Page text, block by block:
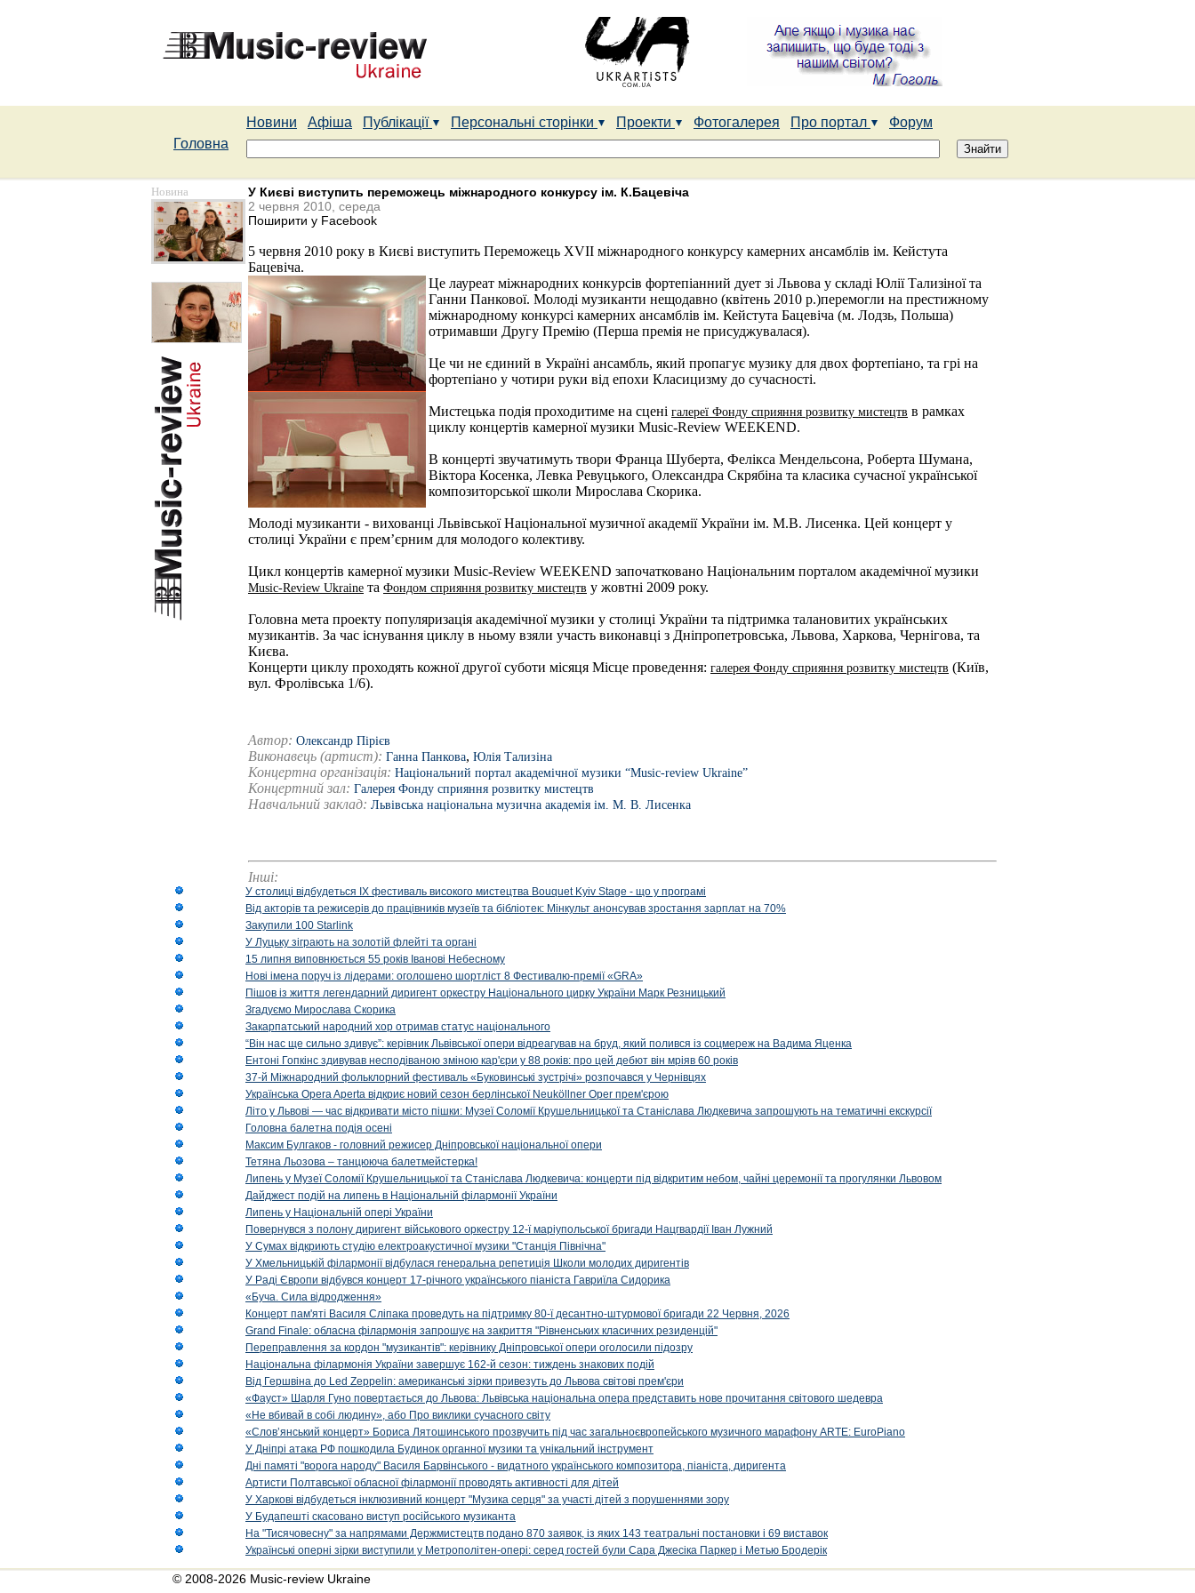
Новини Афіша Публікації Персональні сторінки Проекти Фотогалерея Про портал
Форум
Головна
Новина
У Києві виступить переможець міжнародного конкурсу ім. К.Бацевіча
2 червня 2010, середа
Поширити у Facebook
5 червня 2010 року в Києві виступить Переможець ХVIІ міжнародного конкурсу камерних ансамблів ім. Кейстута
Бацевіча.
Це лауреат міжнародних конкурсів фортепіанний дует зі Львова у складі Юлії Тализіної та
Ганни Панкової. Молоді музиканти нещодавно (квітень 2010 р.)перемогли на престижному
міжнародному конкурсі камерних ансамблів ім. Кейстута Бацевіча (м. Лодзь, Польша)
отримавши Другу Премію (Перша премія не присуджувалася).
Це чи не єдиний в Україні ансамбль, який пропагує музику для двох фортепіано, та грі на
фортепіано у чотири руки від епохи Класицизму до сучасності.
Мистецька подія проходитиме на сцені галереї Фонду сприяння розвитку мистецтв в рамках
циклу концертів камерної музики Music-Review WEEKEND.
В концерті звучатимуть твори Франца Шуберта, Фелікса Мендельсона, Роберта Шумана,
Віктора Косенка, Левка Ревуцького, Олександра Скрябіна та класика сучасної української
композиторської школи Мирослава Скорика.
Молоді музиканти - вихованці Львівської Національної музичної академії України ім. М.В. Лисенка. Цей концерт у
столиці України є прем’єрним для молодого колективу.
Цикл концертів камерної музики Music-Review WEEKEND започатковано Національним порталом академічної музики
Music-Review Ukraine та Фондом сприяння розвитку мистецтв у жовтні 2009 року.
Головна мета проекту популяризація академічної музики у столиці України та підтримка талановитих українських
музикантів. За час існування циклу в ньому взяли участь виконавці з Дніпропетровська, Львова, Харкова, Чернігова, та
Києва.
Концерти циклу проходять кожної другої суботи місяця Місце проведення: галерея Фонду сприяння розвитку мистецтв (Київ,
вул. Фролівська 1/6).
Автор: Олександр Пірієв
Виконавець (артист): Ганна Панкова, Юлія Тализіна
Концертна організація: Національний портал академічної музики “Music-review Ukraine”
Концертний зал: Галерея Фонду сприяння розвитку мистецтв
Навчальний заклад: Львівська національна музична академія ім. М. В. Лисенка
Інші:
У столиці відбудеться IX фестиваль високого мистецтва Bouquet Kyiv Stage - що у програмі
Від акторів та режисерів до працівників музеїв та бібліотек: Мінкульт анонсував зростання зарплат на 70%
Закупили 100 Starlink
У Луцьку зіграють на золотій флейті та органі
15 липня виповнюється 55 років Іванові Небесному
Нові імена поруч із лідерами: оголошено шортліст 8 Фестивалю-премії «GRA»
Пішов із життя легендарний диригент оркестру Національного цирку України Марк Резницький
Згадуємо Мирослава Скорика
Закарпатський народний хор отримав статус національного
“Він нас ще сильно здивує”: керівник Львівської опери відреагував на бруд, який полився із соцмереж на Вадима Яценка
Ентоні Гопкінс здивував несподіваною зміною кар'єри у 88 років: про цей дебют він мріяв 60 років
37-й Міжнародний фольклорний фестиваль «Буковинські зустрічі» розпочався у Чернівцях
Українська Opera Aperta відкриє новий сезон берлінської Neuköllner Oper прем'єрою
Літо у Львові — час відкривати місто пішки: Музеї Соломії Крушельницької та Станіслава Людкевича запрошують на тематичні екскурсії
Головна балетна подія осені
Максим Булгаков - головний режисер Дніпровської національної опери
Тетяна Льозова – танцююча балетмейстерка!
Липень у Музеї Соломії Крушельницької та Станіслава Людкевича: концерти під відкритим небом, чайні церемонії та прогулянки Львовом
Дайджест подій на липень в Національній філармонії України
Липень у Національній опері України
Повернувся з полону диригент військового оркестру 12-ї маріупольської бригади Нацгвардії Іван Лужний
У Сумах відкриють студію електроакустичної музики "Станція Північна"
У Хмельницькій філармонії відбулася генеральна репетиція Школи молодих диригентів
У Раді Європи відбувся концерт 17-річного українського піаніста Гавриїла Сидорика
«Буча. Сила відродження»
Концерт пам'яті Василя Сліпака проведуть на підтримку 80-ї десантно-штурмової бригади 22 Червня, 2026
Grand Finale: обласна філармонія запрошує на закриття "Рівненських класичних резиденцій"
Переправлення за кордон "музикантів": керівнику Дніпровської опери оголосили підозру
Національна філармонія України завершує 162-й сезон: тиждень знакових подій
Від Гершвіна до Led Zeppelin: американські зірки привезуть до Львова світові прем'єри
«Фауст» Шарля Гуно повертається до Львова: Львівська національна опера представить нове прочитання світового шедевра
«Не вбивай в собі людину», або Про виклики сучасного світу
«Слов’янський концерт» Бориса Лятошинського прозвучить під час загальноєвропейського музичного марафону ARTE: EuroPiano
У Дніпрі атака РФ пошкодила Будинок органної музики та унікальний інструмент
Дні памяті "ворога народу" Василя Барвінського - видатного українського композитора, піаніста, диригента
Артисти Полтавської обласної філармонії проводять активності для дітей
У Харкові відбудеться інклюзивний концерт "Музика серця" за участі дітей з порушеннями зору
У Будапешті скасовано виступ російського музиканта
На "Тисячовесну" за напрямами Держмистецтв подано 870 заявок, із яких 143 театральні постановки і 69 виставок
Українські оперні зірки виступили у Метрополітен-опері: серед гостей були Сара Джесіка Паркер і Метью Бродерік
© 2008-2026 Music-review Ukraine